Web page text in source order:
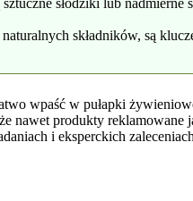
słodziki lub
składników, są
wpaść w pułapki
nawet produkty reklamowane
i eksperckich